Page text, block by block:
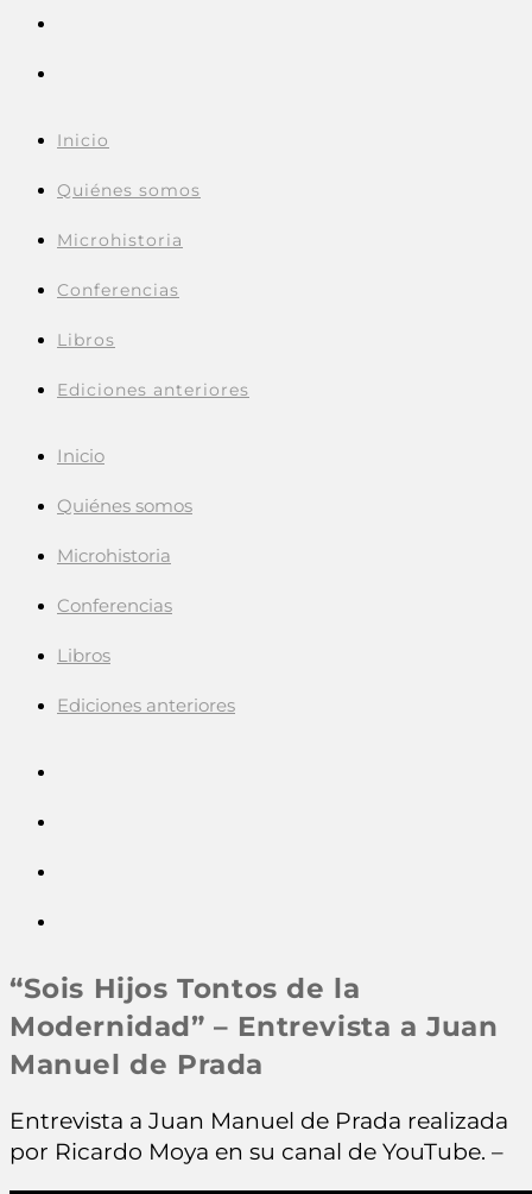
Inicio
Quiénes somos
Microhistoria
Conferencias
Libros
Ediciones anteriores
Inicio
Quiénes somos
Microhistoria
Conferencias
Libros
Ediciones anteriores
“Sois Hijos Tontos de la
Modernidad” – Entrevista a Juan
Manuel de Prada
Entrevista a Juan Manuel de Prada realizada
por Ricardo Moya en su canal de YouTube. –